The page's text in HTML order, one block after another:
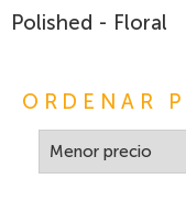
Polished - Floral
ORDENAR